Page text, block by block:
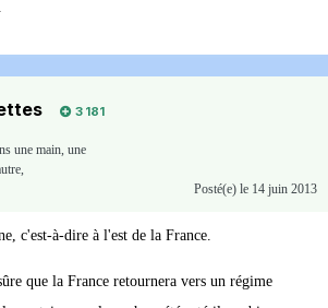
3 181
une main, une
Posté(e) le 14 juin 2013
c'est-à-dire à l'est de la France.
que la France retournera vers un régime